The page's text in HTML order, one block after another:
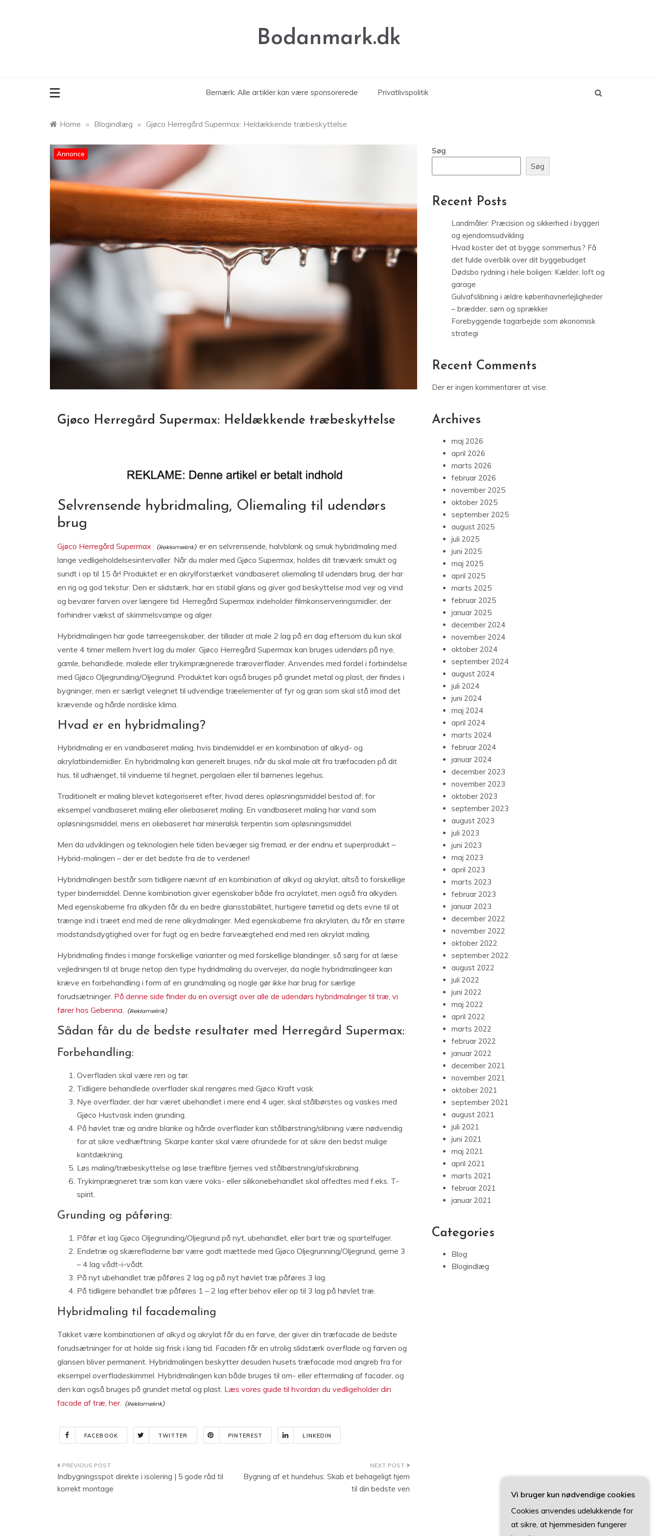
Bodanmark.dk
Bemærk: Alle artikler kan være sponsorerede Privatlivspolitik
Home » Blogindlæg » Gjøco Herregård Supermax: Heldækkende træbeskyttelse
Annonce
Gjøco Herregård Supermax: Heldækkende træbeskyttelse
Selvrensende hybridmaling, Oliemaling til udendørs
brug
Gjøco Herregård Supermax
er en selvrensende, halvblank og smuk hybridmaling med
lange vedligeholdelsesintervaller. Når du maler med Gjøco Supermax, holdes dit træværk smukt og
sundt i op til 15 år! Produktet er en akrylforstærket vandbaseret oliemaling til udendørs brug, der har
en rig og god tekstur. Den er slidstærk, har en stabil glans og giver god beskyttelse mod vejr og vind
og bevarer farven over længere tid. Herregård Supermax indeholder filmkonserveringsmidler, der
forhindrer vækst af skimmelsvampe og alger.
Hybridmalingen har gode tørreegenskaber, der tillader at male 2 lag på en dag eftersom du kun skal
vente 4 timer mellem hvert lag du maler. Gjøco Herregård Supermax kan bruges udendørs på nye,
gamle, behandlede, malede eller trykimprægnerede træoverflader. Anvendes med fordel i forbindelse
med Gjøco Oljegrunding/Oljegrund. Produktet kan også bruges på grundet metal og plast, der findes i
bygninger, men er særligt velegnet til udvendige træelementer af fyr og gran som skal stå imod det
krævende og hårde nordiske klima.
Hvad er en hybridmaling?
Hybridmaling er en vandbaseret maling, hvis bindemiddel er en kombination af alkyd- og
akrylatbindemidler. En hybridmaling kan generelt bruges, når du skal male alt fra træfacaden på dit
hus, til udhænget, til vinduerne til hegnet, pergolaen eller til børnenes legehus.
Traditionelt er maling blevet kategoriseret efter, hvad deres opløsningsmiddel bestod af; for
eksempel vandbaseret maling eller oliebaseret maling. En vandbaseret maling har vand som
opløsningsmiddel, mens en oliebaseret har mineralsk terpentin som opløsningsmiddel.
Men da udviklingen og teknologien hele tiden bevæger sig fremad, er der endnu et superprodukt –
Hybrid-malingen – der er det bedste fra de to verdener!
Hybridmalingen består som tidligere nævnt af en kombination af alkyd og akrylat, altså to forskellige
typer bindemiddel. Denne kombination giver egenskaber både fra acrylatet, men også fra alkyden.
Med egenskaberne fra alkyden får du en bedre glansstabilitet, hurtigere tørretid og dets evne til at
trænge ind i træet end med de rene alkydmalinger. Med egenskaberne fra akrylaten, du får en større
modstandsdygtighed over for fugt og en bedre farveægtehed end med ren akrylat maling.
Hybridmaling findes i mange forskellige varianter og med forskellige blandinger, så sørg for at læse
vejledningen til at bruge netop den type hydridmaling du overvejer, da nogle hybridmalingeer kan
kræve en forbehandling i form af en grundmaling og nogle gør ikke har brug for særlige
forudsætninger. På denne side finder du en oversigt over alle de udendørs hybridmalinger til træ, vi
fører hos Gebenna.
Sådan får du de bedste resultater med Herregård Supermax:
Forbehandling:
Overfladen skal være ren og tør.
Tidligere behandlede overflader skal rengøres med Gjøco Kraft vask
Nye overflader, der har været ubehandlet i mere end 4 uger, skal stålbørstes og vaskes med
Gjøco Hustvask inden grunding.
På høvlet træ og andre blanke og hårde overflader kan stålbørstning/slibning være nødvendig
for at sikre vedhæftning. Skarpe kanter skal være afrundede for at sikre den bedst mulige
kantdækning.
Løs maling/træbeskyttelse og løse træfibre fjernes ved stålbørstning/afskrabning.
Trykimprægneret træ som kan være voks- eller silikonebehandlet skal affedtes med f.eks. T-
spirit.
Grunding og påføring:
Påfør et lag Gjøco Oljegrunding/Oljegrund på nyt, ubehandlet, eller bart træ og spartelfuger.
Endetræ og skærefladerne bør være godt mættede med Gjøco Oljegrunning/Oljegrund, gerne 3
– 4 lag vådt-i-vådt.
På nyt ubehandlet træ påføres 2 lag og på nyt høvlet træ påføres 3 lag.
På tidligere behandlet træ påføres 1 – 2 lag efter behov eller op til 3 lag på høvlet træ.
Hybridmaling til facademaling
Takket være kombinationen af ​​alkyd og akrylat får du en farve, der giver din træfacade de bedste
forudsætninger for at holde sig frisk i lang tid. Facaden får en utrolig slidstærk overflade og farven og
glansen bliver permanent. Hybridmalingen beskytter desuden husets træfacade mod angreb fra for
eksempel overfladeskimmel. Hybridmalingen kan både bruges til om- eller eftermaling af facader, og
den kan også bruges på grundet metal og plast. Læs vores guide til hvordan du vedligeholder din
facade af træ, her.
FACEBOOK TWITTER PINTEREST LINKEDIN
Indlægsnavigation
Indbygningsspot direkte i isolering | 5 gode råd til
korrekt montage
Bygning af et hundehus: Skab et behageligt hjem
til din bedste ven
Søg
Søg
Recent Posts
Landmåler: Præcision og sikkerhed i byggeri
og ejendomsudvikling
Hvad koster det at bygge sommerhus? Få
det fulde overblik over dit byggebudget
Dødsbo rydning i hele boligen: Kælder, loft og
garage
Gulvafslibning i ældre københavnerlejligheder
– brædder, søm og sprækker
Forebyggende tagarbejde som økonomisk
strategi
Recent Comments
Der er ingen kommentarer at vise.
Archives
maj 2026
april 2026
marts 2026
februar 2026
november 2025
oktober 2025
september 2025
august 2025
juli 2025
juni 2025
maj 2025
april 2025
marts 2025
februar 2025
januar 2025
december 2024
november 2024
oktober 2024
september 2024
august 2024
juli 2024
juni 2024
maj 2024
april 2024
marts 2024
februar 2024
januar 2024
december 2023
november 2023
oktober 2023
september 2023
august 2023
juli 2023
juni 2023
maj 2023
april 2023
marts 2023
februar 2023
januar 2023
december 2022
november 2022
oktober 2022
september 2022
august 2022
juli 2022
juni 2022
maj 2022
april 2022
marts 2022
februar 2022
januar 2022
december 2021
november 2021
oktober 2021
september 2021
august 2021
juli 2021
juni 2021
maj 2021
april 2021
marts 2021
februar 2021
januar 2021
Categories
Blog
Blogindlæg
Vi bruger kun nødvendige cookies
Cookies anvendes udelukkende for
at sikre, at hjemmesiden fungerer